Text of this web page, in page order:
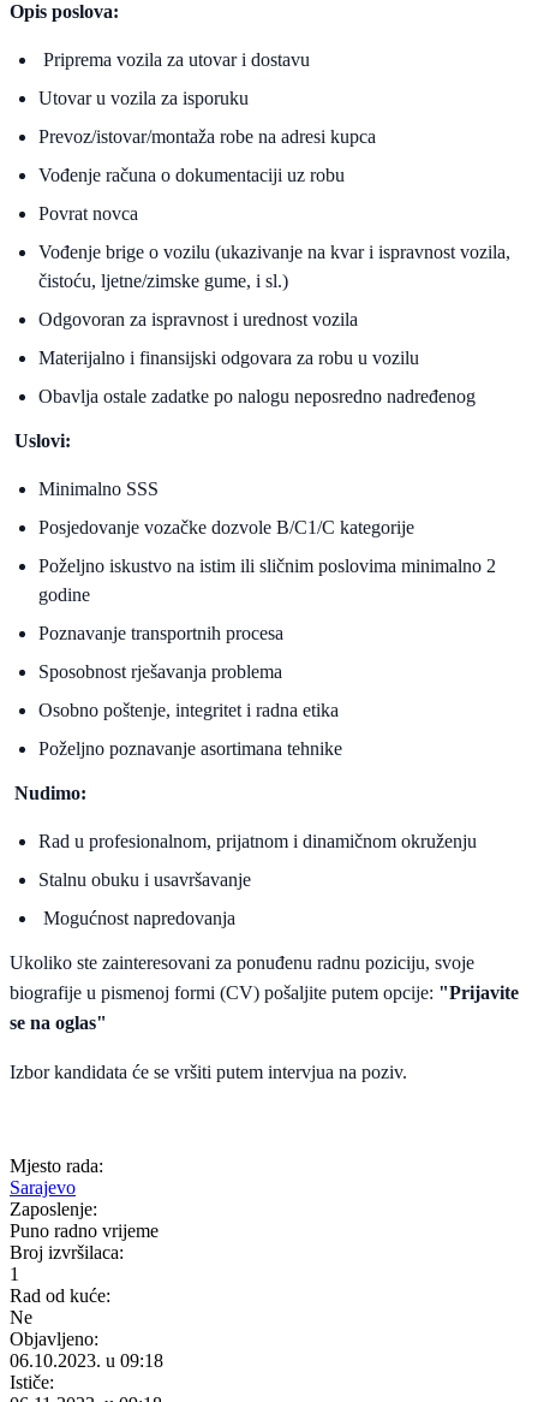
Opis poslova:
Priprema vozila za utovar i dostavu
Utovar u vozila za isporuku
Prevoz/istovar/montaža robe na adresi kupca
Vođenje računa o dokumentaciji uz robu
Povrat novca
Vođenje brige o vozilu (ukazivanje na kvar i ispravnost vozila,
čistoću, ljetne/zimske gume, i sl.)
Odgovoran za ispravnost i urednost vozila
Materijalno i finansijski odgovara za robu u vozilu
Obavlja ostale zadatke po nalogu neposredno nadređenog
Uslovi:
Minimalno SSS
Posjedovanje vozačke dozvole B/C1/C kategorije
Poželjno iskustvo na istim ili sličnim poslovima minimalno 2
godine
Poznavanje transportnih procesa
Sposobnost rješavanja problema
Osobno poštenje, integritet i radna etika
Poželjno poznavanje asortimana tehnike
Nudimo:
Rad u profesionalnom, prijatnom i dinamičnom okruženju
Stalnu obuku i usavršavanje
Mogućnost napredovanja
Ukoliko ste zainteresovani za ponuđenu radnu poziciju, svoje
biografije u pismenoj formi (CV) pošaljite putem opcije: "Prijavite
se na oglas"
Izbor kandidata će se vršiti putem intervjua na poziv.
Mjesto rada:
Sarajevo
Zaposlenje:
Puno radno vrijeme
Broj izvršilaca:
1
Rad od kuće:
Ne
Objavljeno:
06.10.2023. u 09:18
Ističe: